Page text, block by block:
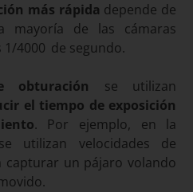
más rápida depende de
mayoría de las cámaras
1/4000 de segundo.
obturación se utilizan
el tiempo de exposición
. Por ejemplo, en la
utilizan velocidades de
un pájaro volando